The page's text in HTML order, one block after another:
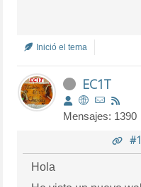
Inició el tema
EC1T
Mensajes: 1390
Hola